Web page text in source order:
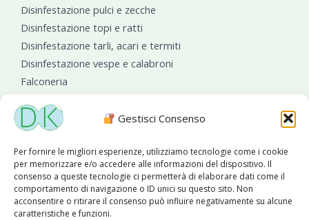
Gestisci Consenso
Per fornire le migliori esperienze, utilizziamo tecnologie come i cookie
per memorizzare e/o accedere alle informazioni del dispositivo. Il
consenso a queste tecnologie ci permetterà di elaborare dati come il
comportamento di navigazione o ID unici su questo sito. Non
acconsentire o ritirare il consenso può influire negativamente su alcune
caratteristiche e funzioni.
Disinfestazione pulci e zecche
Disinfestazione topi e ratti
Disinfestazione tarli, acari e termiti
Disinfestazione vespe e calabroni
Falconeria